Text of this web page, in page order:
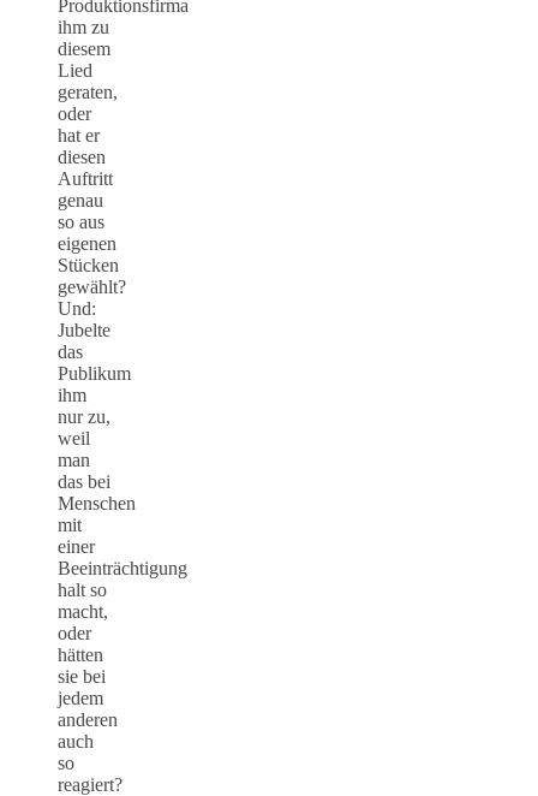
Produktionsfirma
ihm zu
diesem
Lied
geraten,
oder
hat er
diesen
Auftritt
genau
so aus
eigenen
Stücken
gewählt?
Und:
Jubelte
das
Publikum
ihm
nur zu,
weil
man
das bei
Menschen
mit
einer
Beeinträchtigung
halt so
macht,
oder
hätten
sie bei
jedem
anderen
auch
so
reagiert?